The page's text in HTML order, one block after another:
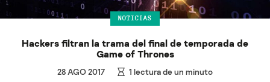
NOTICIAS
Hackers filtran la trama del final de temporada de
Game of Thrones
28 AGO 2017 1 lectura de un minuto